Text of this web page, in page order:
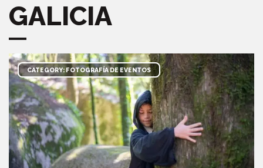
GALICIA
CATEGORY: FOTOGRAFÍA DE EVENTOS